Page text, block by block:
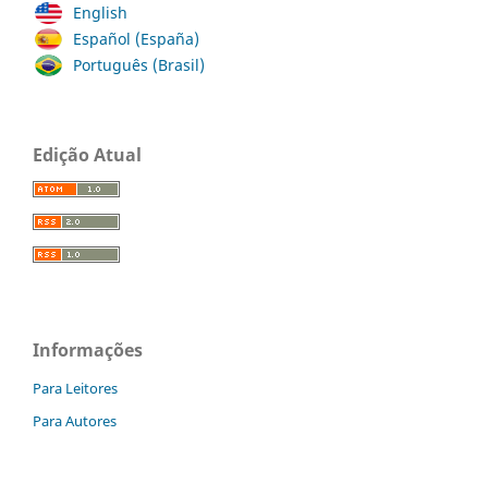
English
Español (España)
Português (Brasil)
Edição Atual
Informações
Para Leitores
Para Autores